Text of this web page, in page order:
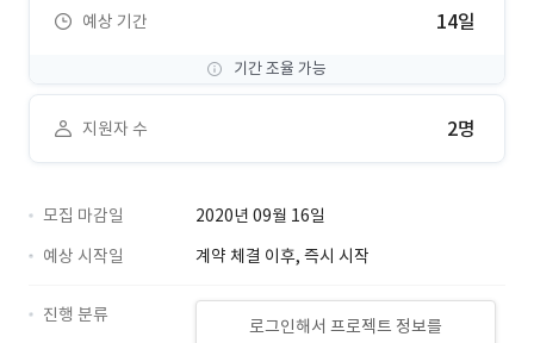
예상 기간 14일
기간 조율 가능
지원자 수 2명
모집 마감일
2020년 09월 16일
예상 시작일
계약 체결 이후, 즉시 시작
로그인해서 프로젝트 정보를
진행 분류